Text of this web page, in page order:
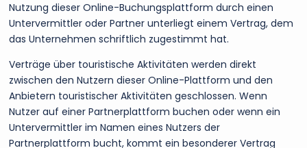
Nutzung dieser Online-Buchungsplattform durch einen
Untervermittler oder Partner unterliegt einem Vertrag, dem
das Unternehmen schriftlich zugestimmt hat.
Verträge über touristische Aktivitäten werden direkt
zwischen den Nutzern dieser Online-Plattform und den
Anbietern touristischer Aktivitäten geschlossen. Wenn
Nutzer auf einer Partnerplattform buchen oder wenn ein
Untervermittler im Namen eines Nutzers der
Partnerplattform bucht, kommt ein besonderer Vertrag